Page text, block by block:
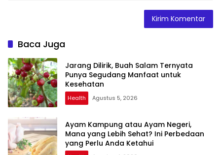
Baca Juga
Jarang Dilirik, Buah Salam Ternyata
Punya Segudang Manfaat untuk
Kesehatan
Health Agustus 5, 2026
Ayam Kampung atau Ayam Negeri,
Mana yang Lebih Sehat? Ini Perbedaan
yang Perlu Anda Ketahui